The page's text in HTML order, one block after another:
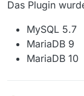
Das Plugin
MySQL 5.7
MariaDB 9
MariaDB 10